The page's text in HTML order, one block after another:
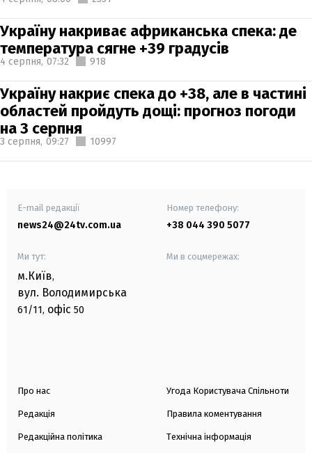
Україну накриває африканська спека: де
температура сягне +39 градусів
4 серпня, 07:32 918
Україну накриє спека до +38, але в частині
областей пройдуть дощі: прогноз погоди
на 3 серпня
3 серпня, 09:27 10997
E-mail редакції
news24@24tv.com.ua
Номер телефону:
+38 044 390 5077
Ми тут:
м.Київ,
вул. Володимирська
61/11, офіс 50
Ми в соцмережах:
Про нас
Редакція
Редакційна політика
Угода Користувача Спільноти
Правила коментування
Технічна інформація